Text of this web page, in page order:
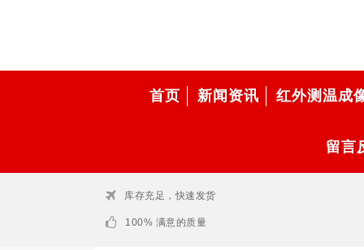
首页 新闻资讯 红外测温成
留言
库存充足，快速发货
100% 满意的质量